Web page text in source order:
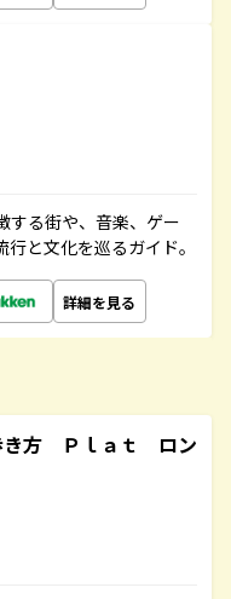
する街や、音楽、ゲー
と文化を巡るガイド。
詳細を見る
き方 Ｐｌａｔ ロン